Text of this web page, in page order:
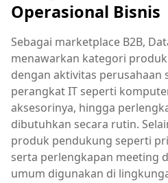
Operasional Bisnis
Sebagai marketplace B2B,
menawarkan kategori
dengan aktivitas perusahaan
perangkat IT seperti
aksesorinya, hingga
dibutuhkan secara rutin.
produk pendukung seperti
serta perlengkapan meeting
umum digunakan di